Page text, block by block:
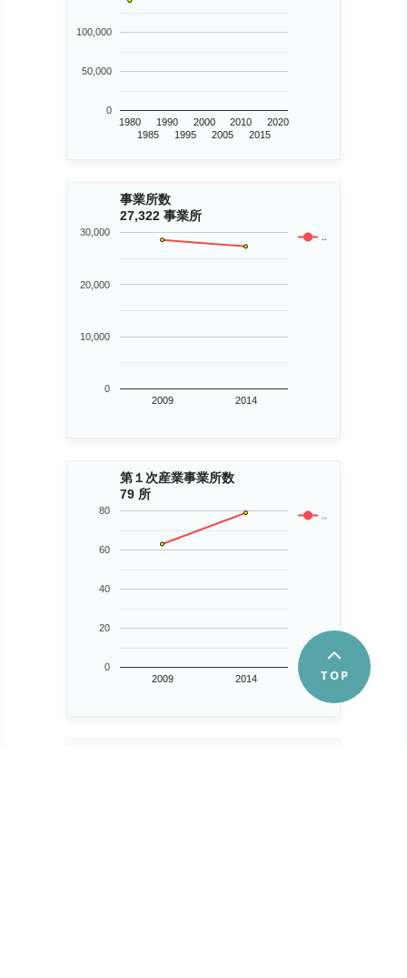
1980
1985
1990
1995
2000
2005
2010
2015
2020
0
50,000
100,000
事業所数
27,322 事業所
..
2009 2014
0
10,000
20,000
30,000
第１次産業事業所数
79 所
..
2009 2014
0
20
40
60
80